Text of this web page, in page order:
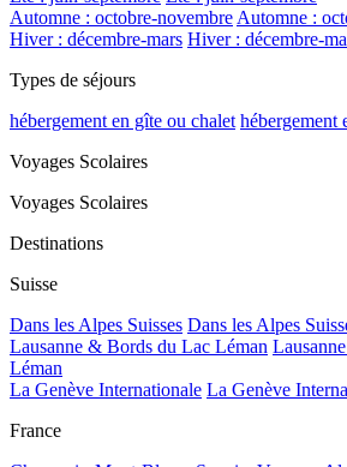
Automne : octobre-novembreAutomne :
Hiver : décembre-mars Hiver : décembre-
Types de séjours
hébergement en gîte ou chalet hébergement
Voyages Scolaires
Voyages Scolaires
Destinations
Suisse
Dans les Alpes Suisses Dans les Alpes
Lausanne & Bords du Lac Léman
Léman
La Genève Internationale La Genève
France